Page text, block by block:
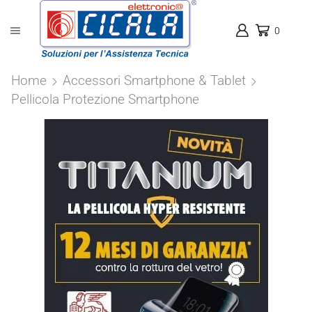
0
Home
Accessori Smartphone & Tablet
Pellicola Protezione Smartphone